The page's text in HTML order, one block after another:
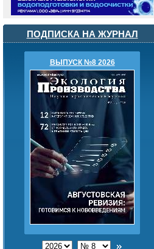
ПОДПИСКА НА ЖУРНАЛ
ВЫПУСК №8 2026